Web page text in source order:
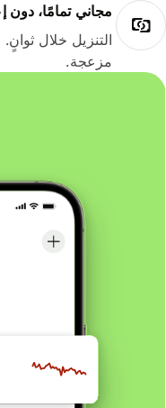
مجاني تمامًا، دون
التنزيل خلال ثوانٍ.
مزعجة.